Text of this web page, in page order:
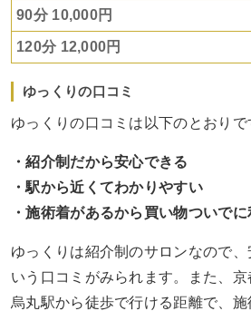
90分 10,000円
120分 12,000円
ゆっくりの口コミ
ゆっくりの口コミは以下のとおりで
・紹介制だから安心できる
・駅から近くてわかりやすい
・施術着があるから買い物ついで
ゆっくりは紹介制のサロンなので
いう口コミがみられます。また、
烏丸駅から徒歩で行ける距離で、